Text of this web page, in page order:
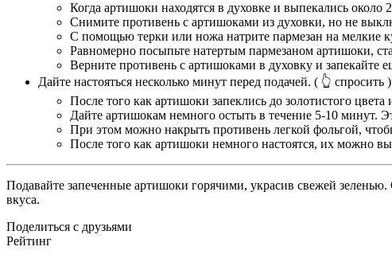
Когда артишоки находятся в духовке и выпекались
Снимите противень с артишоками из духовки, но не
С помощью терки или ножа натрите пармезан на мелкие
Равномерно посыпьте натертым пармезаном артишоки,
Верните противень с артишоками в духовку и запекайте
Дайте настояться несколько минут перед подачей. ( 👆 спросить )
После того как артишоки запеклись до золотистого
Дайте артишокам немного остыть в течение 5-10 минут.
При этом можно накрыть противень легкой фольгой,
После того как артишоки немного настоятся, их можно
Подавайте запеченные артишоки горячими, украсив свежей
вкуса.
Поделиться с друзьями
Рейтинг